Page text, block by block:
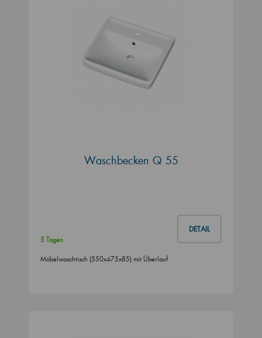
Waschbecken Q 55
DETAIL
5 Tagen
Möbelwaschtisch (550x475x85) mit Überlauf